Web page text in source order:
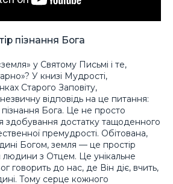
пізнання Бога
у Святому Письмі і те,
У книзі Мудрості,
Старого Заповіту,
відповідь на це питання:
Бога. Це не просто
здобування достатку тащоденного
премудрості. Обітована,
Богом, земля — це простір
людини з Отцем. Це унікальне
говорить до нас, де Він діє, вчить,
Тому серце кожного